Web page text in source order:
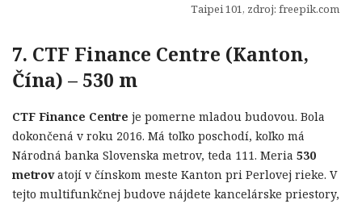
Taipei 101, zdroj: freepik.com
7. CTF Finance Centre (Kanton,
Čína) – 530 m
CTF Finance Centre je pomerne mladou budovou. Bola
dokončená v roku 2016. Má toľko poschodí, koľko má
Národná banka Slovenska metrov, teda 111. Meria 530
metrovatojí v čínskom meste Kanton pri Perlovej rieke. V
tejto multifunkčnej budove nájdete kancelárske priestory,